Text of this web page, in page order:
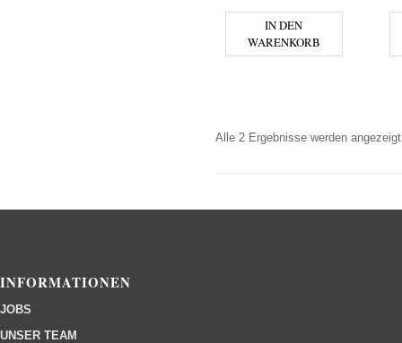
IN DEN
WARENKORB
Alle 2 Ergebnisse werden angezeigt
INFORMATIONEN
JOBS
UNSER TEAM